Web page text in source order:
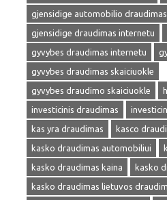
gjensidige automobilio draudimas
gjensidige draudimas internetu
gyvybes draudimas internetu
gyvybes draudimas skaiciuokle
gyvybes draudimo skaiciuokle
investicinis draudimas
kas yra draudimas
kasco
kasko draudimas automobiliui
kasko draudimas kaina
kasko
kasko draudimas lietuvos